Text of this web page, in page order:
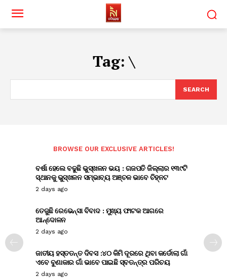
Tag:\
SEARCH
BROWSE OUR EXCLUSIVE ARTICLES!
ବର୍ଷା ହେଲେ ବଢୁଛି ଭୁସ୍ଖଳନ ଭୟ : ଗଜପତି ଜିଲ୍ଲାର ୧୩୯ଟି
ସ୍ଥାନକୁ ଭୁସ୍ଖଳନ ସମ୍ଭାବ୍ୟ ଅଞ୍ଚଳ ଭାବେ ଚିହ୍ନଟ
2 days ago
ତେଜୁଛି ରେଭେନ୍ସା ବିବାଦ : ମୁଖ୍ୟ ଫାଟକ ଆଗରେ
ଆନ୍ଦୋଳନ
2 days ago
ଜାତୀୟ ହସ୍ତତନ୍ତ ଦିବସ :୪୦ କିମି ଦୂରରେ ଥିବା କର୍ଡୋଲା ଗାଁ
ଏବେ ବୁଣାକାର ଗାଁ ଭାବେ ପାଇଛି ସ୍ବତନ୍ତ୍ର ପରିଚୟ
2 days ago